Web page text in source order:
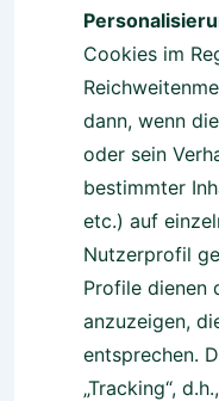
Cookies im
dann, wenn
oder sein
bestimmter
etc.) auf
Nutzerprofil
Profile dienen
anzuzeigen,
entsprechen.
„Tracking“,